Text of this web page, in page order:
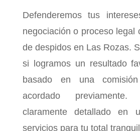
Defenderemos tus
negociación o proceso legal
de despidos en Las Rozas.
si logramos un resultado
basado en una
acordado
claramente detallado en
servicios para tu total